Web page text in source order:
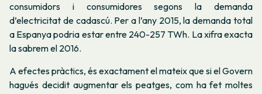
consumidors i consumidores segons la demanda
d’electricitat de cadascú. Per a l’any 2015, la demanda total
a Espanya podria estar entre 240-257 TWh. La xifra exacta
la sabrem el 2016.
A efectes pràctics, és exactament el mateix que si el Govern
hagués decidit augmentar els peatges, com ha fet moltes